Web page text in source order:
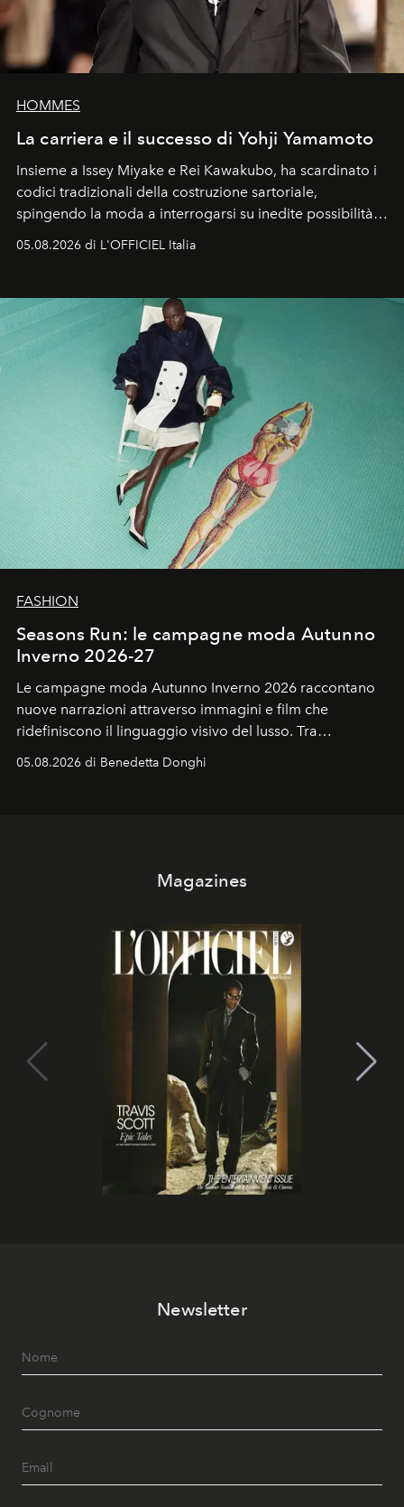
HOMMES
La carriera e il successo di Yohji Yamamoto
Insieme a Issey Miyake e Rei Kawakubo, ha scardinato i
codici tradizionali della costruzione sartoriale,
spingendo la moda a interrogarsi su inedite possibilità
un’impronta indelebile nella storia della moda.
05.08.2026 di L'OFFICIEL Italia
FASHION
Seasons Run: le campagne moda Autunno
Inverno 2026-27
Le campagne moda Autunno Inverno 2026 raccontano
nuove narrazioni attraverso immagini e film che
ridefiniscono il linguaggio visivo del lusso. Tra
contemporanea e storytelling d'autore, le maison
05.08.2026 di Benedetta Donghi
Magazines
Newsletter